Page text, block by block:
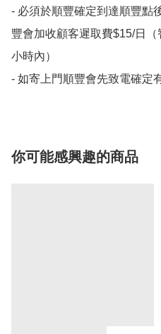
- 必須於順豐確定到達順豐點
豐會加收顧客遲取費$15/日
小時內）
- 如寄上門順豐會先致電確定
你可能感興趣的商品